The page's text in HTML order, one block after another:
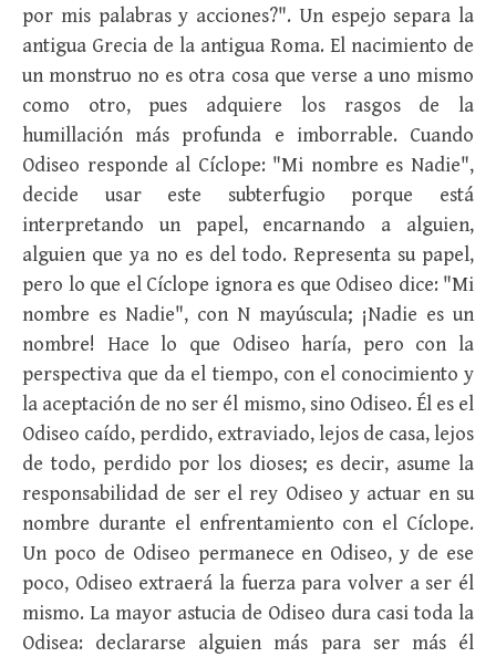
por mis palabras y acciones?". Un espejo separa la
antigua Grecia de la antigua Roma. El nacimiento de
un monstruo no es otra cosa que verse a uno mismo
como otro, pues adquiere los rasgos de la
humillación más profunda e imborrable. Cuando
Odiseo responde al Cíclope: "Mi nombre es Nadie",
decide usar este subterfugio porque está
interpretando un papel, encarnando a alguien,
alguien que ya no es del todo. Representa su papel,
pero lo que el Cíclope ignora es que Odiseo dice: "Mi
nombre es Nadie", con N mayúscula; ¡Nadie es un
nombre! Hace lo que Odiseo haría, pero con la
perspectiva que da el tiempo, con el conocimiento y
la aceptación de no ser él mismo, sino Odiseo. Él es el
Odiseo caído, perdido, extraviado, lejos de casa, lejos
de todo, perdido por los dioses; es decir, asume la
responsabilidad de ser el rey Odiseo y actuar en su
nombre durante el enfrentamiento con el Cíclope.
Un poco de Odiseo permanece en Odiseo, y de ese
poco, Odiseo extraerá la fuerza para volver a ser él
mismo. La mayor astucia de Odiseo dura casi toda la
Odisea: declararse alguien más para ser más él